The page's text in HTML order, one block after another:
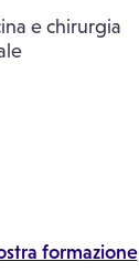
e chirurgia
formazione